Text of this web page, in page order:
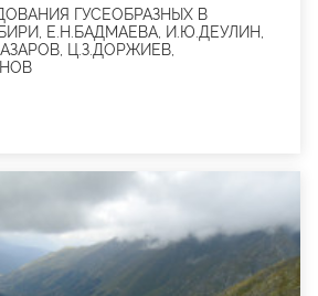
ГУСЕОБРАЗНЫХ В
Е.Н.БАДМАЕВА, И.Ю.ДЕУЛИН,
Ц.З.ДОРЖИЕВ,